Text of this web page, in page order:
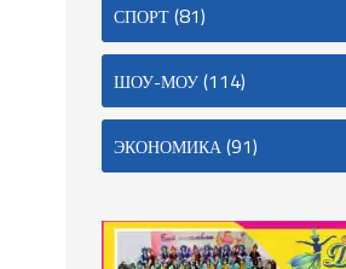
СПОРТ(81)
ШОУ-МОУ(114)
ЭКОНОМИКА(91)